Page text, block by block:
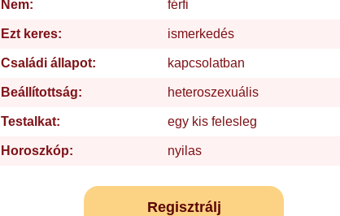
Nem: férfi
Ezt keres: ismerkedés
Családi állapot: kapcsolatban
Beállítottság: heteroszexuális
Testalkat: egy kis felesleg
Horoszkóp: nyilas
Regisztrálj